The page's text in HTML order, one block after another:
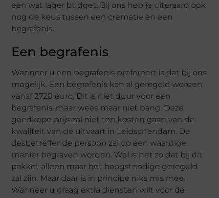
een wat lager budget. Bij ons heb je uiteraard ook
nog de keus tussen een crematie en een
begrafenis.
Een begrafenis
Wanneer u een begrafenis prefereert is dat bij ons
mogelijk. Een begrafenis kan al geregeld worden
vanaf 2720 euro. Dit is niet duur voor een
begrafenis, maar wees maar niet bang. Deze
goedkope prijs zal niet ten kosten gaan van de
kwaliteit van de uitvaart in Leidschendam. De
desbetreffende persoon zal op een waardige
manier begraven worden. Wel is het zo dat bij dit
pakket alleen maar het hoogstnodige geregeld
zal zijn. Maar daar is in principe niks mis mee.
Wanneer u graag extra diensten wilt voor de